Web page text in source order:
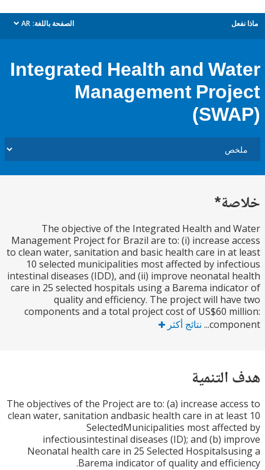
الصفحة باللغة: AR
dropdown
Integrated Health and
Management
The objective of the Integrated Health and
Management Project for Brazil are to: (i) increase
to clean water, sanitation and basic health care in
10 selected municipalities most affected by
intestinal diseases (IDD), and (ii) improve neonatal
care in 25 selected hospitals using a Barema
quality and efficiency. The project will
components and a total project cost of US$60
نتائج أكثر
The objectives of the Project are to: (a) increase
clean water, sanitation andbasic health care in at
SelectedMunicipalities most
infectiousintestinal diseases (ID); and (b)
Neonatal health care in 25 Selected
Barema indicator of quality and